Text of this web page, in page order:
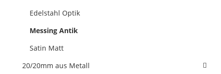
Edelstahl Optik
Messing Antik
Satin Matt
20/20mm aus Metall